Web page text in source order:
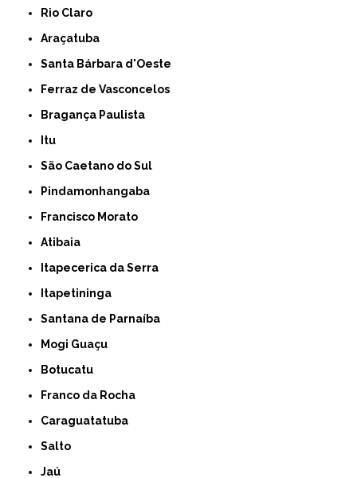
Rio Claro
Araçatuba
Santa Bárbara d'Oeste
Ferraz de Vasconcelos
Bragança Paulista
Itu
São Caetano do Sul
Pindamonhangaba
Francisco Morato
Atibaia
Itapecerica da Serra
Itapetininga
Santana de Parnaíba
Mogi Guaçu
Botucatu
Franco da Rocha
Caraguatatuba
Salto
Jaú